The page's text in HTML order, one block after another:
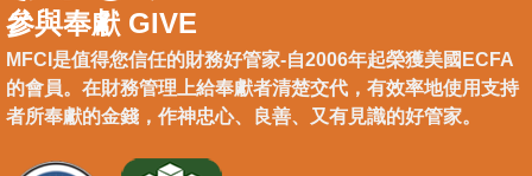
參與奉獻 GIVE
MFCI是值得您信任的財務好管家-自2006年起榮獲美國ECFA
的會員。在財務管理上給奉獻者清楚交代，有效率地使用支持
者所奉獻的金錢，作神忠心、良善、又有見識的好管家。